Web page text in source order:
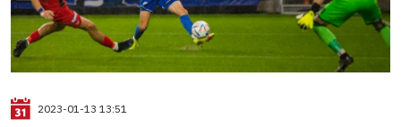
2023-01-13 13:51